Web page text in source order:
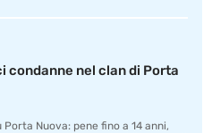
condanne nel clan di Porta
Nuova: pene fino a 14 anni,